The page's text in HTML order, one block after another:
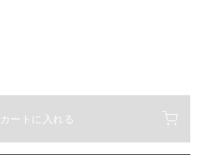
カートに入れる